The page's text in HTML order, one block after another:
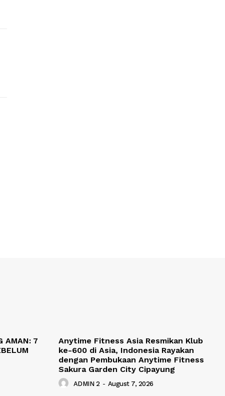
AMAN: 7
Anytime Fitness Asia Resmikan Klub
ke-600 di Asia, Indonesia Rayakan
dengan Pembukaan Anytime Fitness
Sakura Garden City Cipayung
ADMIN 2 - August 7, 2026